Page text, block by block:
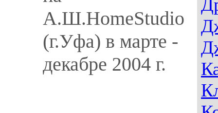
А.Ш.HomeStudio
(г.Уфа) в марте -
декабре 2004 г.